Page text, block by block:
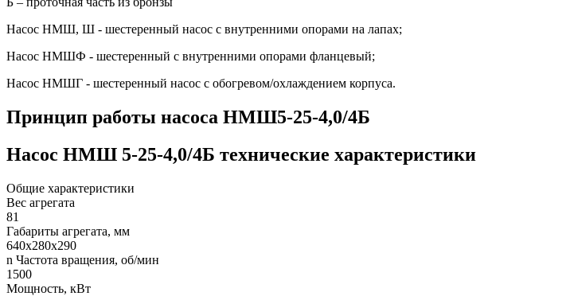
Насос НМШ, Ш - шестеренный насос с внутренними опорами на лапах;
Насос НМШФ - шестеренный с внутренними опорами фланцевый;
Насос НМШГ - шестеренный насос с обогревом/охлаждением корпуса.
Принцип работы насоса НМШ5-25-4,0/4Б
Насос НМШ 5-25-4,0/4Б технические характеристики
Общие характеристики
Вес агрегата
81
Габариты агрегата, мм
640х280х290
n Частота вращения, об/мин
1500
Мощность, кВт